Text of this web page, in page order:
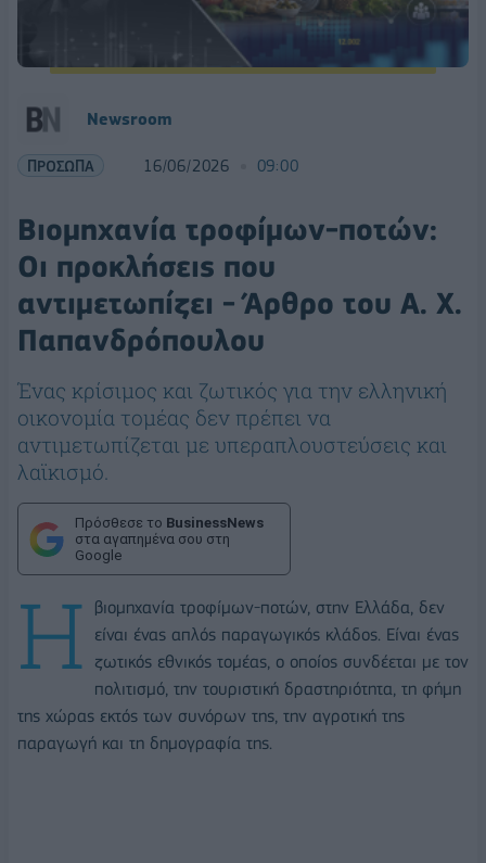
Newsroom
ΠΡΟΣΩΠΑ 16/06/2026 09:00
Βιομηχανία τροφίμων-ποτών:
Οι προκλήσεις που
αντιμετωπίζει - Άρθρο του Α. Χ.
Παπανδρόπουλου
Ένας κρίσιμος και ζωτικός για την ελληνική
οικονομία τομέας δεν πρέπει να
αντιμετωπίζεται με υπεραπλουστεύσεις και
λαϊκισμό.
Πρόσθεσε το BusinessNews
στα αγαπημένα σου στη
Google
Η
βιομηχανία τροφίμων-ποτών, στην Ελλάδα, δεν
είναι ένας απλός παραγωγικός κλάδος. Είναι ένας
ζωτικός εθνικός τομέας, ο οποίος συνδέεται με τον
πολιτισμό, την τουριστική δραστηριότητα, τη φήμη
της χώρας εκτός των συνόρων της, την αγροτική της
παραγωγή και τη δημογραφία της.